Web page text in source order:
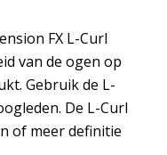
FX L-Curl
van de ogen op
Gebruik de L-
De L-Curl
of meer definitie